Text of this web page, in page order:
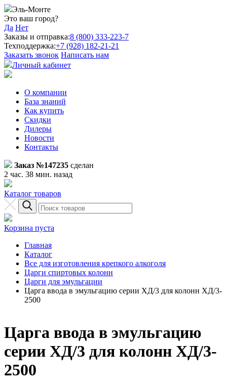
Эль-Монте
Это ваш город?
Да Нет
Заказы и отправка:8 (800) 333-223-7
Техподдержка:+7 (928) 182-21-21
Заказать звонок Написать нам
Личный кабинет
О компании
База знаний
Как купить
Скидки
Дилеры
Новости
Контакты
Заказ №147235 сделан
2 час. 38 мин. назад
Каталог товаров
Корзина пуста
Главная
Каталог
Все для изготовления крепкого алкоголя
Царги спиртовых колонн
Царги для эмульгации
Царга ввода в эмульгацию серии ХД/3 для колонн ХД/3-
2500
Царга ввода в эмульгацию
серии ХД/3 для колонн ХД/3-
2500